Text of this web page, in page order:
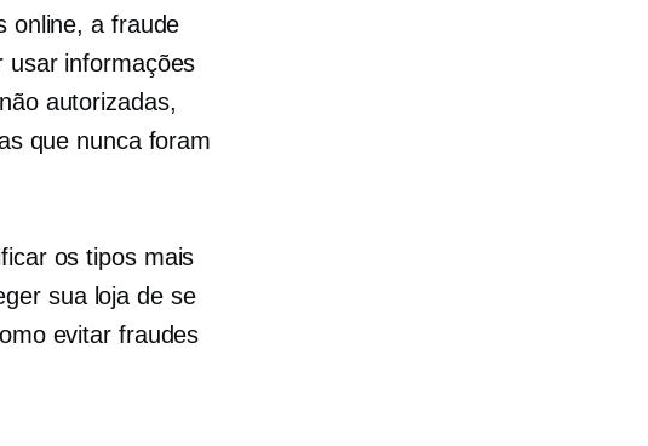
online, a fraude
usar informações
autorizadas,
que nunca foram
os tipos mais
sua loja de se
evitar fraudes